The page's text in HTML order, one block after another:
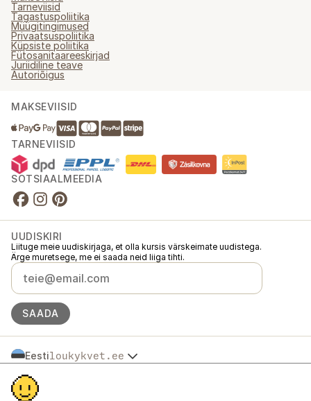
Tarneviisid
Tagastuspoliitika
Müügitingimused
Privaatsuspoliitika
Küpsiste poliitika
Fütosanitaareeskirjad
Juriidiline teave
Autoriõigus
MAKSEVIISID
TARNEVIISID
SOTSIAALMEEDIA
UUDISKIRI
Liituge meie uudiskirjaga, et olla kursis värskeimate uudistega.
Ärge muretsege, me ei saada neid liiga tihti.
SAADA
Eestiloukykvet.ee
Slovensko
Polska
© 2016 →
Loukykvět s.r.o. on registreeritud Praha linnakohtu äriregistris (osa C,